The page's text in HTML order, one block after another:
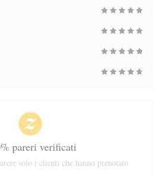
pareri verificati
solo i clienti che hanno prenotato